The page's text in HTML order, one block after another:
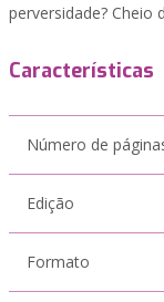
perversidade? Cheio
Características
Número de
Edição
Formato